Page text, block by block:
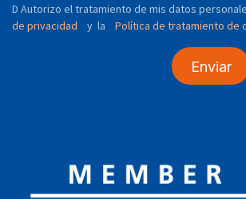
D Autorizo ​​el tratamiento de mis datos
de privacidad
y la Política de tratamiento de
Enviar